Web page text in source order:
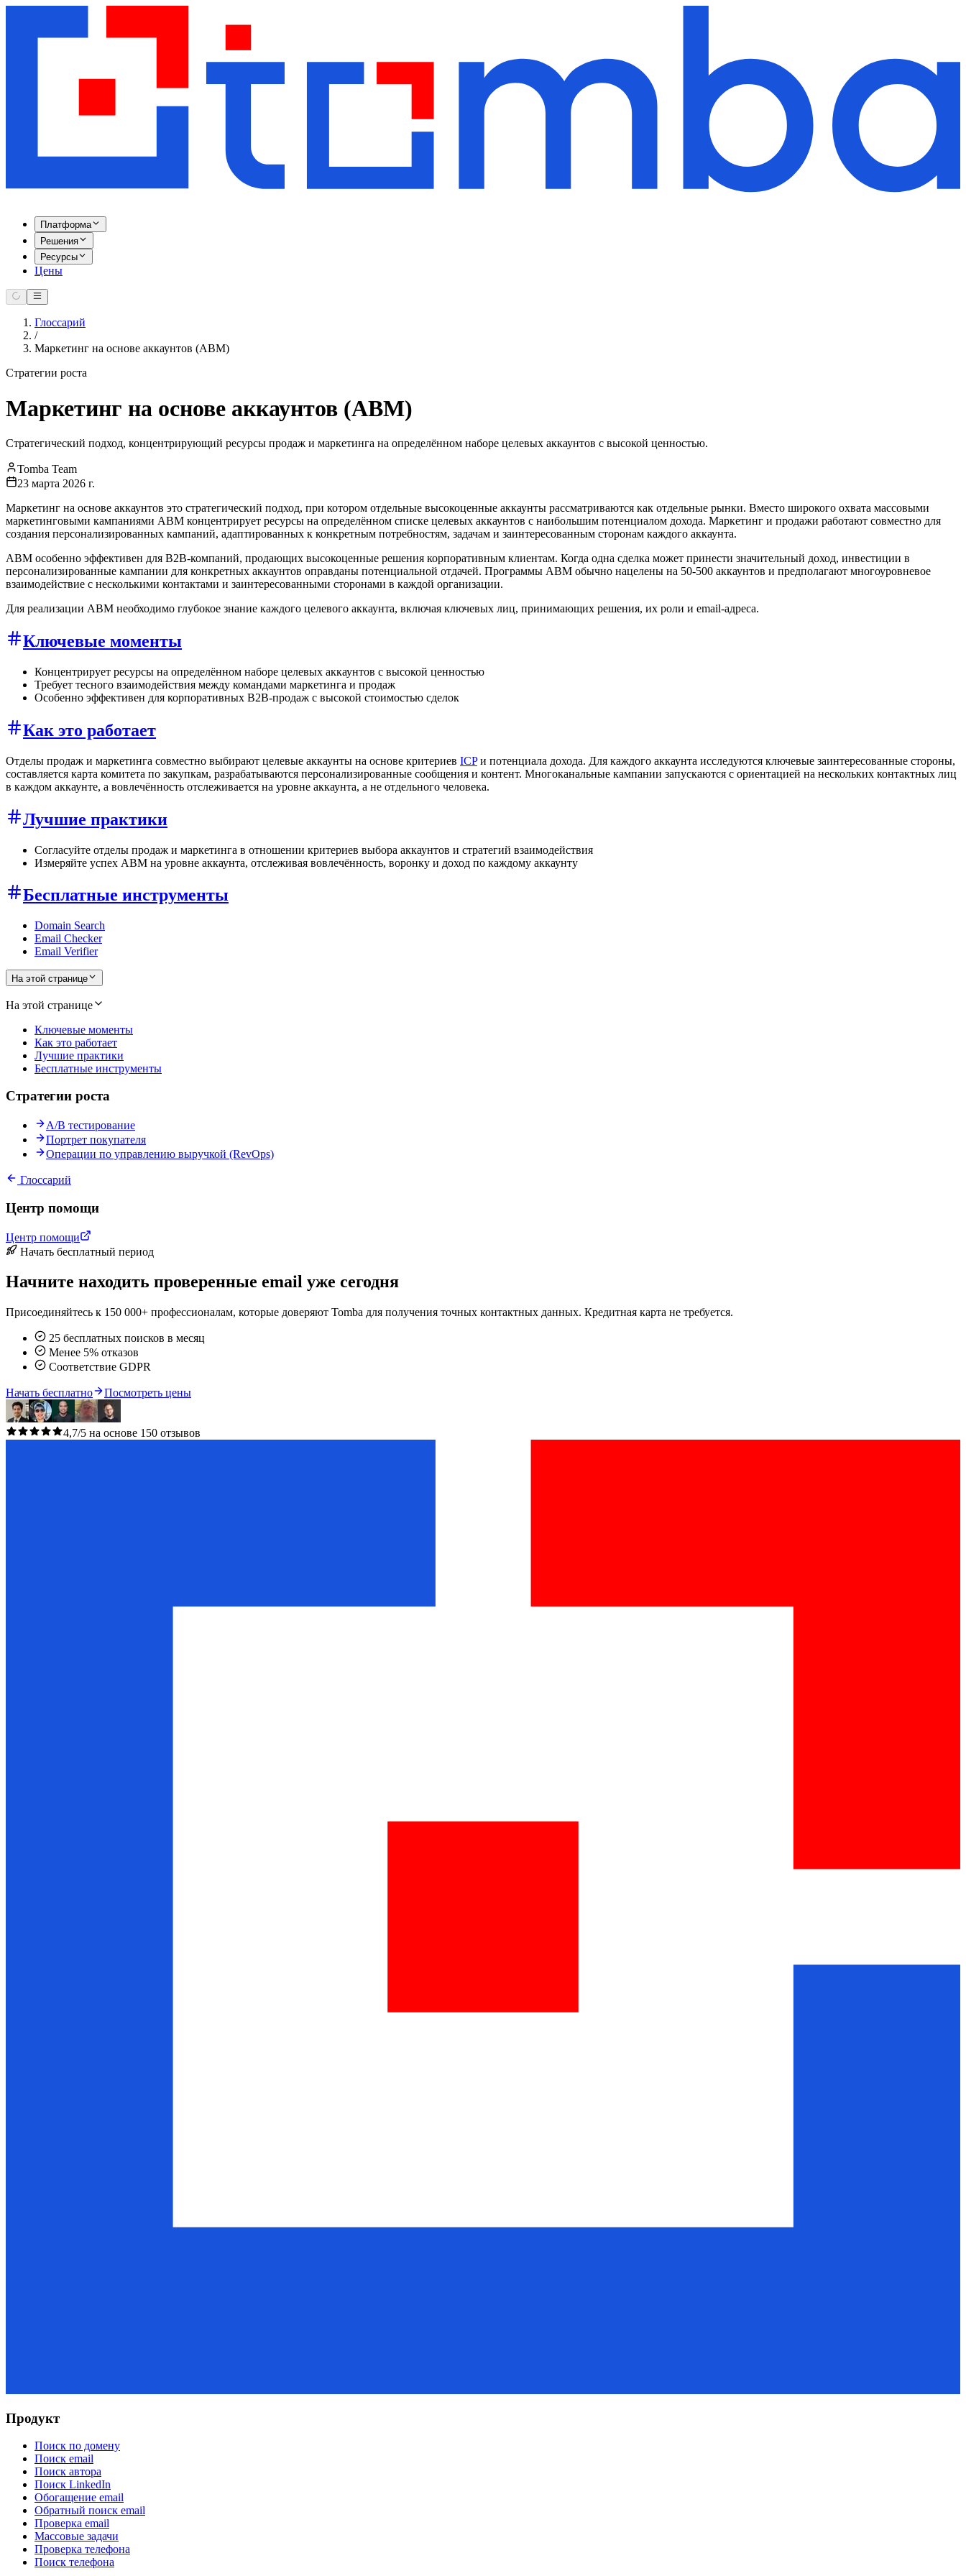
Платформа
Решения
Ресурсы
Цены
Глоссарий
/
Маркетинг на основе аккаунтов (ABM)
Стратегии роста
Маркетинг на основе аккаунтов (ABM)
Стратегический подход, концентрирующий ресурсы продаж и маркетинга на определённом наборе целевых аккаунтов с высокой ценностью.
Tomba Team
23 марта 2026 г.
Маркетинг на основе аккаунтов это стратегический подход, при котором отдельные высокоценные аккаунты рассматриваются как отдельные рынки. Вместо широкого охвата массовыми
маркетинговыми кампаниями ABM концентрирует ресурсы на определённом списке целевых аккаунтов с наибольшим потенциалом дохода. Маркетинг и продажи работают совместно для
создания персонализированных кампаний, адаптированных к конкретным потребностям, задачам и заинтересованным сторонам каждого аккаунта.
ABM особенно эффективен для B2B-компаний, продающих высокоценные решения корпоративным клиентам. Когда одна сделка может принести значительный доход, инвестиции в
персонализированные кампании для конкретных аккаунтов оправданы потенциальной отдачей. Программы ABM обычно нацелены на 50-500 аккаунтов и предполагают многоуровневое
взаимодействие с несколькими контактами и заинтересованными сторонами в каждой организации.
Для реализации ABM необходимо глубокое знание каждого целевого аккаунта, включая ключевых лиц, принимающих решения, их роли и email-адреса.
Ключевые моменты
Концентрирует ресурсы на определённом наборе целевых аккаунтов с высокой ценностью
Требует тесного взаимодействия между командами маркетинга и продаж
Особенно эффективен для корпоративных B2B-продаж с высокой стоимостью сделок
Как это работает
Отделы продаж и маркетинга совместно выбирают целевые аккаунты на основе критериев ICPи потенциала дохода. Для каждого аккаунта исследуются ключевые заинтересованные стороны,
составляется карта комитета по закупкам, разрабатываются персонализированные сообщения и контент. Многоканальные кампании запускаются с ориентацией на нескольких контактных лиц
в каждом аккаунте, а вовлечённость отслеживается на уровне аккаунта, а не отдельного человека.
Лучшие практики
Согласуйте отделы продаж и маркетинга в отношении критериев выбора аккаунтов и стратегий взаимодействия
Измеряйте успех ABM на уровне аккаунта, отслеживая вовлечённость, воронку и доход по каждому аккаунту
Бесплатные инструменты
Domain Search
Email Checker
Email Verifier
На этой странице
На этой странице
Ключевые моменты
Как это работает
Лучшие практики
Бесплатные инструменты
Стратегии роста
A/B тестирование
Портрет покупателя
Операции по управлению выручкой (RevOps)
Глоссарий
Центр помощи
Центр помощи
Начать бесплатный период
Начните находить проверенные email уже сегодня
Присоединяйтесь к 150 000+ профессионалам, которые доверяют Tomba для получения точных контактных данных. Кредитная карта не требуется.
25 бесплатных поисков в месяц
Менее 5% отказов
Соответствие GDPR
Начать бесплатно Посмотреть цены
4,7/5 на основе 150 отзывов
Продукт
Поиск по домену
Поиск email
Поиск автора
Поиск LinkedIn
Обогащение email
Обратный поиск email
Проверка email
Массовые задачи
Проверка телефона
Поиск телефона